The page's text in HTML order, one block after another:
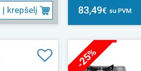
Į krepšelį 83,49€ su PVM
-25%